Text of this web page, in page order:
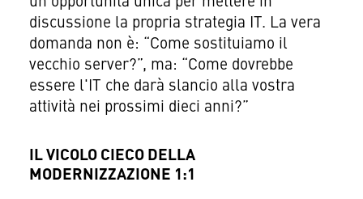
discussione la propria strategia IT. La vera
domanda non è: “Come sostituiamo il
vecchio server?”, ma: “Come dovrebbe
essere l'IT che darà slancio alla vostra
attività nei prossimi dieci anni?”
IL VICOLO CIECO DELLA
MODERNIZZAZIONE 1:1